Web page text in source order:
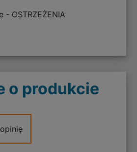
- OSTRZEŻENIA
o produkcie